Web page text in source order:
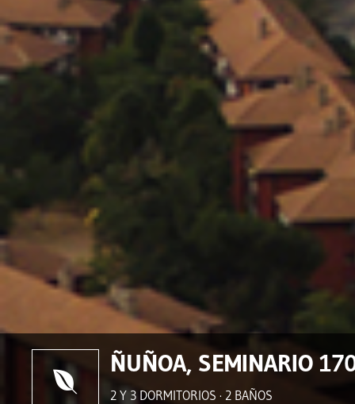
ÑUÑOA, SEMINARIO
2 Y 3 DORMITORIOS · 2 BAÑOS